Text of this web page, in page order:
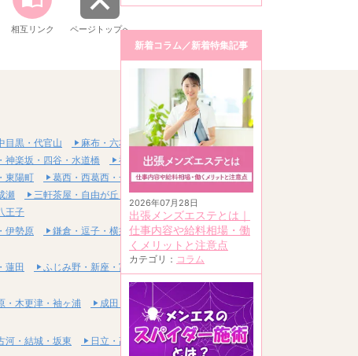
新着コラム／新着特集記事
2026年07月28日
出張メンズエステとは｜
仕事内容や給料相場・働
くメリットと注意点
カテゴリ： コラム
相互リンク ページトップへ
目黒・代官山
麻布・六本木・赤坂
神楽坂・四谷・水道橋
神田・秋葉原・浅草橋
東陽町
葛西・西葛西・一之江
瀬
三軒茶屋・自由が丘・二子玉川
王子
伊勢原
鎌倉・逗子・横須賀
蓮田
ふじみ野・新座・富士見
・木更津・袖ヶ浦
成田・富里・印西
河・結城・坂東
日立・高萩・常陸太田